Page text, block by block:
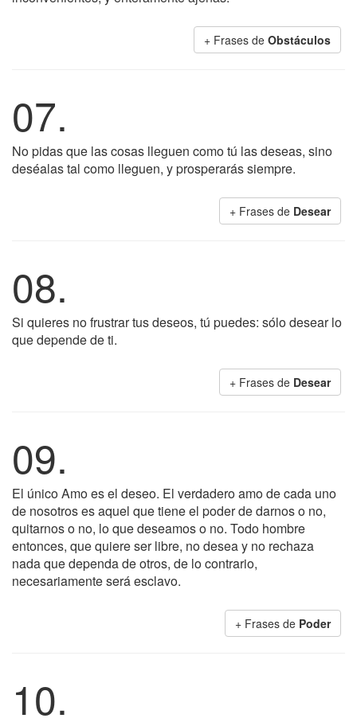
+ Frases de Obstáculos
07.
No pidas que las cosas lleguen como tú las deseas, sino
deséalas tal como lleguen, y prosperarás siempre.
+ Frases de Desear
08.
Si quieres no frustrar tus deseos, tú puedes: sólo desear lo
que depende de ti.
+ Frases de Desear
09.
El único Amo es el deseo. El verdadero amo de cada uno
de nosotros es aquel que tiene el poder de darnos o no,
quitarnos o no, lo que deseamos o no. Todo hombre
entonces, que quiere ser libre, no desea y no rechaza
nada que dependa de otros, de lo contrario,
necesariamente será esclavo.
+ Frases de Poder
10.